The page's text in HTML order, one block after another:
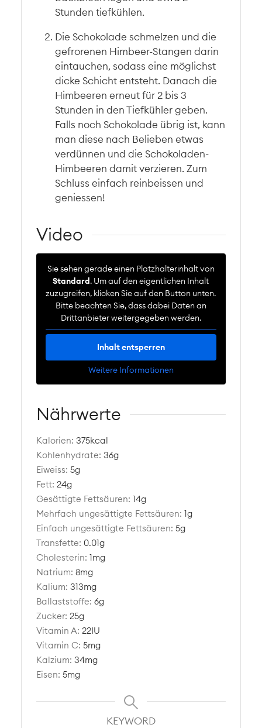
Stunden tiefkühlen.
Die Schokolade schmelzen und die
gefrorenen Himbeer-Stangen darin
eintauchen, sodass eine möglichst
dicke Schicht entsteht. Danach die
Himbeeren erneut für 2 bis 3
Stunden in den Tiefkühler geben.
Falls noch Schokolade übrig ist, kann
man diese nach Belieben etwas
verdünnen und die Schokoladen-
Himbeeren damit verzieren. Zum
Schluss einfach reinbeissen und
geniessen!
Video
Sie sehen gerade einen Platzhalterinhalt von
Standard. Um auf den eigentlichen Inhalt
zuzugreifen, klicken Sie auf den Button unten.
Bitte beachten Sie, dass dabei Daten an
Drittanbieter weitergegeben werden.
Inhalt entsperren
Weitere Informationen
Nährwerte
Kalorien:375kcal
Kohlenhydrate:36g
Eiweiss:5g
Fett:24g
Gesättigte Fettsäuren:14g
Mehrfach ungesättigte Fettsäuren:1g
Einfach ungesättigte Fettsäuren:5g
Transfette: 0.01g
Cholesterin:1mg
Natrium:8mg
Kalium:313mg
Ballaststoffe:6g
Zucker:25g
Vitamin A:22IU
Vitamin C:5mg
Kalzium:34mg
Eisen:5mg
KEYWORD